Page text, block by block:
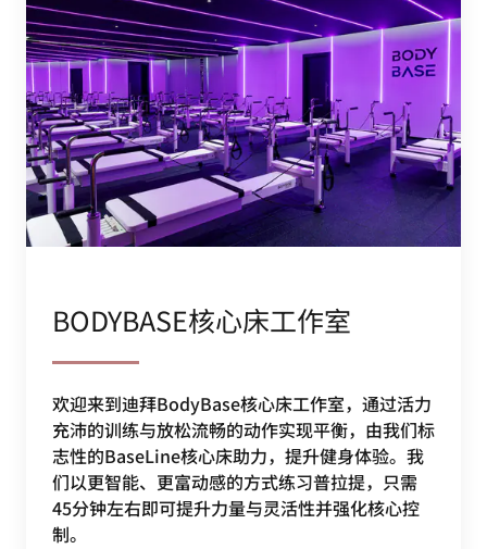
BODYBASE核心床工作室
欢迎来到迪拜BodyBase核心床工作室，通过活力
充沛的训练与放松流畅的动作实现平衡，由我们标
志性的BaseLine核心床助力，提升健身体验。我
们以更智能、更富动感的方式练习普拉提，只需
45分钟左右即可提升力量与灵活性并强化核心控
制。